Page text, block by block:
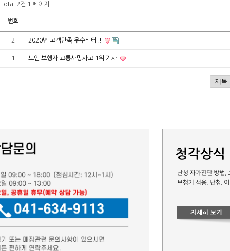
Total 2건 1 페이지
번호
2 2020년 고객만족 우수센터!!
1 노인 보행자 교통사망사고 1위 기사